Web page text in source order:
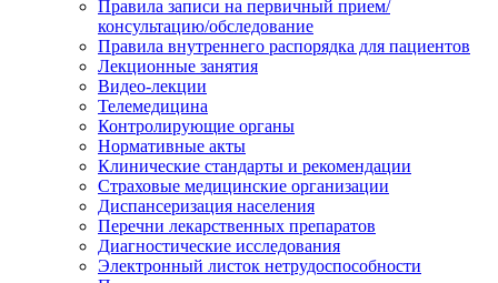
Правила записи на первичный прием/
консультацию/обследование
Правила внутреннего распорядка для пациентов
Лекционные занятия
Видео-лекции
Телемедицина
Контролирующие органы
Нормативные акты
Клинические стандарты и рекомендации
Страховые медицинские организации
Диспансеризация населения
Перечни лекарственных препаратов
Диагностические исследования
Электронный листок нетрудоспособности